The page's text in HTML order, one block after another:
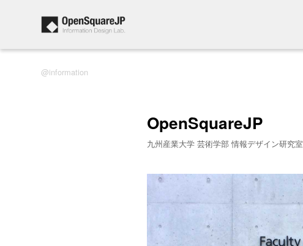
information
OpenSquareJP
九州産業大学 芸術学部 情報デザイン研究室